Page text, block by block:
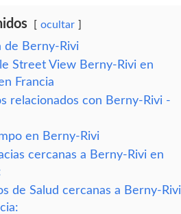
ocultar
de Berny-Rivi
Street View Berny-Rivi en
Francia
relacionados con Berny-Rivi -
en Berny-Rivi
cercanas a Berny-Rivi en
de Salud cercanas a Berny-Rivi